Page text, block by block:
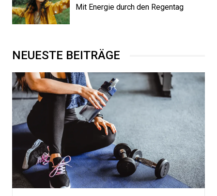
Mit Energie durch den Regentag
NEUESTE BEITRÄGE